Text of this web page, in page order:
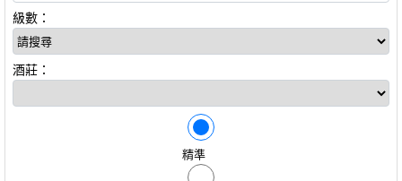
級數：
酒莊：
精準